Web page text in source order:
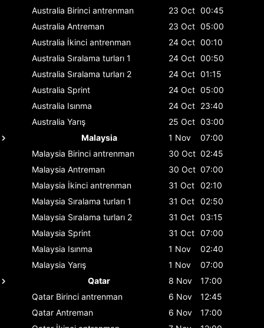
Australia Birinci antrenman 23 Oct 00:45
Australia Antreman 23 Oct 05:00
Australia İkinci antrenman 24 Oct 00:10
Australia Sıralama turları 1 24 Oct 00:50
Australia Sıralama turları 2 24 Oct 01:15
Australia Sprint 24 Oct 05:00
Australia Isınma 24 Oct 23:40
Australia Yarış 25 Oct 03:00
Malaysia
1 Nov
07:00
Malaysia Birinci antrenman 30 Oct 02:45
Malaysia Antreman 30 Oct 07:00
Malaysia İkinci antrenman 31 Oct 02:10
Malaysia Sıralama turları 1 31 Oct 02:50
Malaysia Sıralama turları 2 31 Oct 03:15
Malaysia Sprint 31 Oct 07:00
Malaysia Isınma 1 Nov
02:40
Malaysia Yarış 1 Nov
07:00
Qatar
8 Nov
17:00
Qatar Birinci antrenman 6 Nov
12:45
Qatar Antreman 6 Nov
17:00